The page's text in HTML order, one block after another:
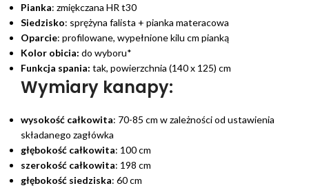
Pianka: zmiękczana HR t30
Siedzisko: sprężyna falista + pianka materacowa
Oparcie: profilowane, wypełnione kilu cm pianką
Kolor obicia: do wyboru*
Funkcja spania: tak, powierzchnia (140 x 125) cm
Wymiary kanapy:
wysokość całkowita: 70-85 cm w zależności od ustawienia
składanego zagłówka
głębokość całkowita: 100 cm
szerokość całkowita: 198 cm
głębokość siedziska: 60 cm